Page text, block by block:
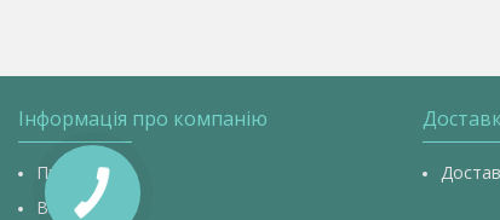
Інформація про компанію
Про нас
Відгуки